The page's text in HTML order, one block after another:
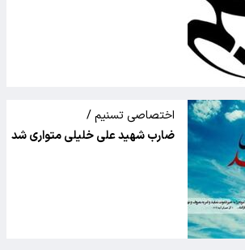
اختصاصی تسنیم /
ضارب شهید علی خلیلی متواری شد